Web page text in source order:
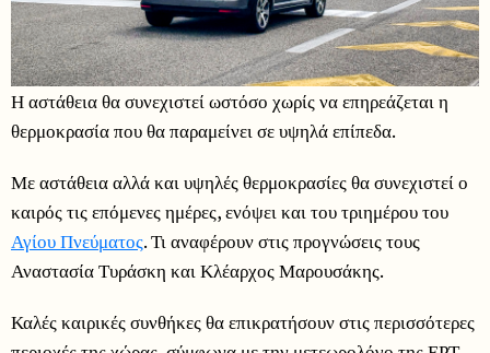
Η αστάθεια θα συνεχιστεί ωστόσο χωρίς να επηρεάζεται η
θερμοκρασία που θα παραμείνει σε υψηλά επίπεδα.
Με αστάθεια αλλά και υψηλές θερμοκρασίες θα συνεχιστεί ο
καιρός τις επόμενες ημέρες, ενόψει και του τριημέρου του
Αγίου Πνεύματος. Τι αναφέρουν στις προγνώσεις τους
Αναστασία Τυράσκη και Κλέαρχος Μαρουσάκης.
Καλές καιρικές συνθήκες θα επικρατήσουν στις περισσότερες